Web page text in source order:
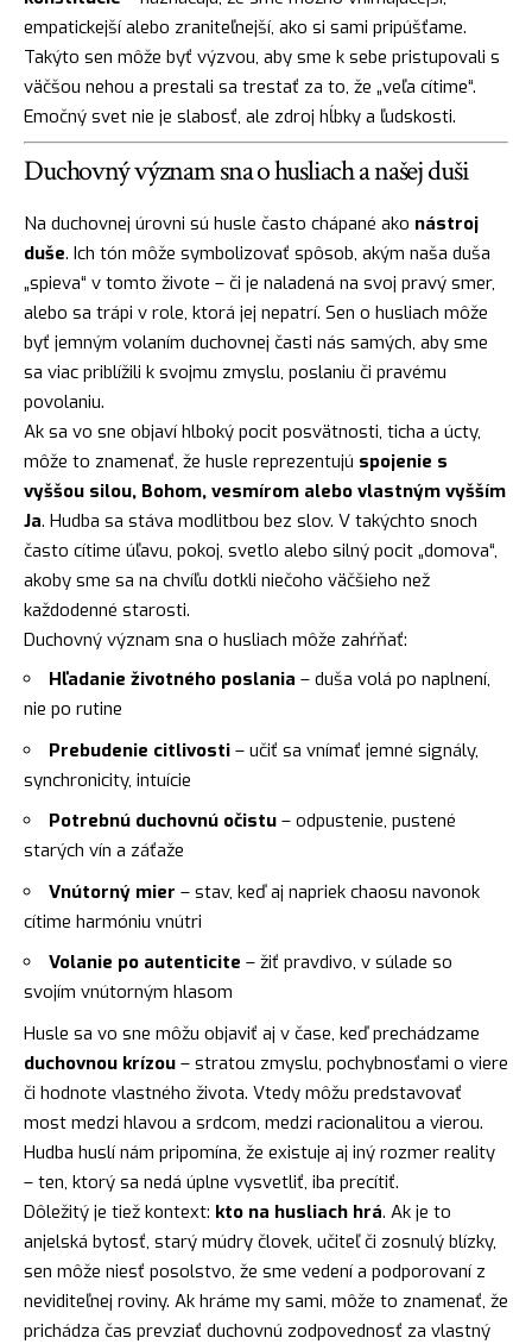
empatickejší alebo zraniteľnejší, ako si sami pripúšťame.
Takýto sen môže byť výzvou, aby sme k sebe pristupovali s
väčšou nehou a prestali sa trestať za to, že „veľa cítime“.
Emočný svet nie je slabosť, ale zdroj hĺbky a ľudskosti.
Duchovný význam sna o husliach a našej duši
Na duchovnej úrovni sú husle často chápané ako nástroj
duše. Ich tón môže symbolizovať spôsob, akým naša duša
„spieva“ v tomto živote – či je naladená na svoj pravý smer,
alebo sa trápi v role, ktorá jej nepatrí. Sen o husliach môže
byť jemným volaním duchovnej časti nás samých, aby sme
sa viac priblížili k svojmu zmyslu, poslaniu či pravému
povolaniu.
Ak sa vo sne objaví hlboký pocit posvätnosti, ticha a úcty,
môže to znamenať, že husle reprezentujú spojenie s
vyššou silou, Bohom, vesmírom alebo vlastným vyšším
Ja. Hudba sa stáva modlitbou bez slov. V takýchto snoch
často cítime úľavu, pokoj, svetlo alebo silný pocit „domova“,
akoby sme sa na chvíľu dotkli niečoho väčšieho než
každodenné starosti.
Duchovný význam sna o husliach môže zahŕňať:
Hľadanie životného poslania – duša volá po naplnení,
nie po rutine
Prebudenie citlivosti – učiť sa vnímať jemné signály,
synchronicity, intuície
Potrebnú duchovnú očistu – odpustenie, pustené
starých vín a záťaže
Vnútorný mier – stav, keď aj napriek chaosu navonok
cítime harmóniu vnútri
Volanie po autenticite – žiť pravdivo, v súlade so
svojím vnútorným hlasom
Husle sa vo sne môžu objaviť aj v čase, keď prechádzame
duchovnou krízou – stratou zmyslu, pochybnosťami o viere
či hodnote vlastného života. Vtedy môžu predstavovať
most medzi hlavou a srdcom, medzi racionalitou a vierou.
Hudba huslí nám pripomína, že existuje aj iný rozmer reality
– ten, ktorý sa nedá úplne vysvetliť, iba precítiť.
Dôležitý je tiež kontext: kto na husliach hrá. Ak je to
anjelská bytosť, starý múdry človek, učiteľ či zosnulý blízky,
sen môže niesť posolstvo, že sme vedení a podporovaní z
neviditeľnej roviny. Ak hráme my sami, môže to znamenať, že
prichádza čas prevziať duchovnú zodpovednosť za vlastný